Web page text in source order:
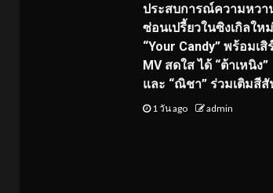
ประสบการณ์ความหวา
ซ่อนเปรี้ยวในซิงเกิลใหม่
“Your Candy” พร้อมเสิ
MV สดใส ได้ “ต้าเหนิง”
และ “ณิชา” ร่วมเติมสีสั
1 วัน ago admin